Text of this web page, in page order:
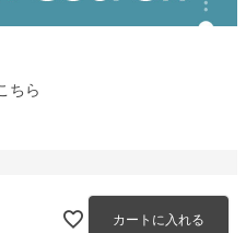
ちら
カートに入れる